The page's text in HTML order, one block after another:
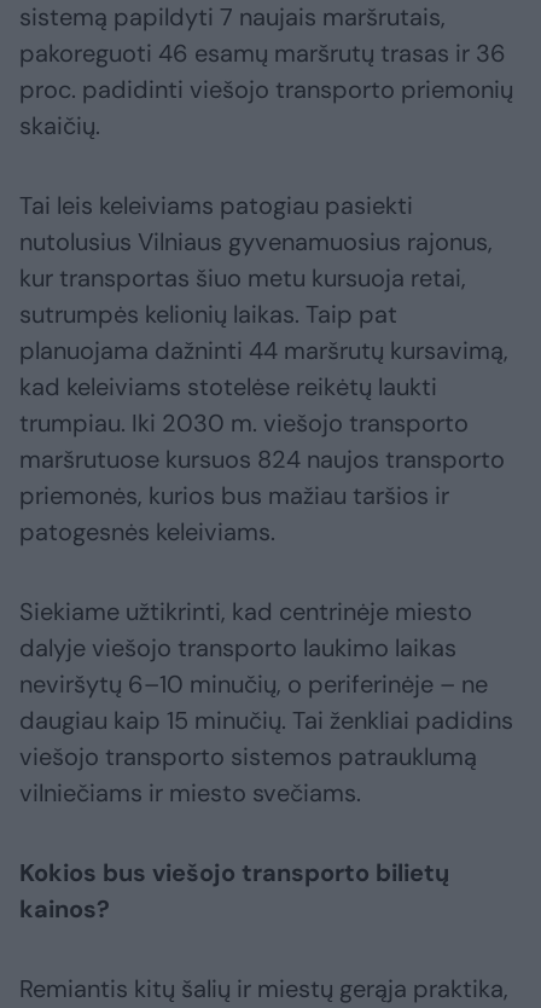
sistemą papildyti 7 naujais maršrutais,
pakoreguoti 46 esamų maršrutų trasas ir 36
proc. padidinti viešojo transporto priemonių
skaičių.
Tai leis keleiviams patogiau pasiekti
nutolusius Vilniaus gyvenamuosius rajonus,
kur transportas šiuo metu kursuoja retai,
sutrumpės kelionių laikas. Taip pat
planuojama dažninti 44 maršrutų kursavimą,
kad keleiviams stotelėse reikėtų laukti
trumpiau. Iki 2030 m. viešojo transporto
maršrutuose kursuos 824 naujos transporto
priemonės, kurios bus mažiau taršios ir
patogesnės keleiviams.
Siekiame užtikrinti, kad centrinėje miesto
dalyje viešojo transporto laukimo laikas
neviršytų 6–10 minučių, o periferinėje – ne
daugiau kaip 15 minučių. Tai ženkliai padidins
viešojo transporto sistemos patrauklumą
vilniečiams ir miesto svečiams.
Kokios bus viešojo transporto bilietų
kainos?
Remiantis kitų šalių ir miestų gerąja praktika,